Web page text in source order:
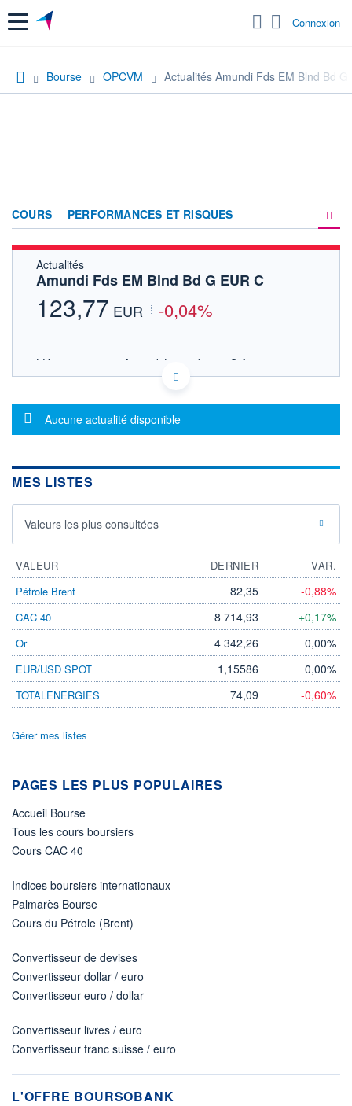
Menu Connexion
Bourse OPCVM Actualités Amundi Fds EM Blnd Bd G
COURS PERFORMANCES ET RISQUES
Actualités
Amundi Fds EM Blnd Bd G EUR C
123,77 EUR -0,04%
LU1161086407 - Amundi Luxembourg S.A.
OPCVM DERNIER COURS CONNU AU 06/08/2026
04/12
110
Obligations Marchés
Emergents Dominante
EUR
FONDS PARTENAIRES
ÉLIGIBILITÉ
PEA PEA-PME
BOURSOVIE
CTO BUSINESS
Non éligible Boursobank
4 161M / 31.07.26
RISQUE DU FONDS (SRI)
2 /7
Message d'information
Aucune actualité disponible
MES LISTES
Valeurs les plus consultées
VALEUR DERNIER
VAR.
Pétrole Brent
82,35 -0,88%
CAC 40 8 714,93 +0,17%
Or 4 342,26 0,00%
EUR/USD SPOT 1,15586 0,00%
TOTALENERGIES 74,09 -0,60%
Gérer mes listes
PAGES LES PLUS POPULAIRES
Accueil Bourse
Tous les cours boursiers
Cours CAC 40
Indices boursiers internationaux
Palmarès Bourse
Cours du Pétrole (Brent)
Convertisseur de devises
Convertisseur dollar / euro
Convertisseur euro / dollar
Convertisseur livres / euro
Convertisseur franc suisse / euro
L'OFFRE BOURSOBANK